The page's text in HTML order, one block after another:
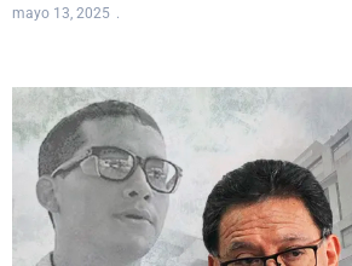
mayo 13, 2025